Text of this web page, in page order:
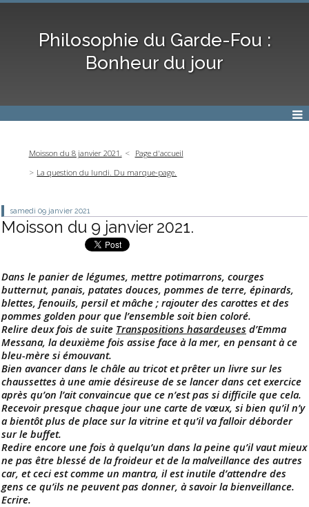
Philosophie du Garde-Fou :
Bonheur du jour
Moisson du 8 janvier 2021.
Page d'accueil
La question du lundi. Du marque-page.
samedi 09 janvier 2021
Moisson du 9 janvier 2021.
Dans le panier de légumes, mettre potimarrons, courges
butternut, panais, patates douces, pommes de terre, épinards,
blettes, fenouils, persil et mâche ; rajouter des carottes et des
pommes golden pour que l’ensemble soit bien coloré.
Relire deux fois de suite Transpositions hasardeuses d’Emma
Messana, la deuxième fois assise face à la mer, en pensant à ce
bleu-mère si émouvant.
Bien avancer dans le châle au tricot et prêter un livre sur les
chaussettes à une amie désireuse de se lancer dans cet exercice
après qu’on l’ait convaincue que ce n’est pas si difficile que cela.
Recevoir presque chaque jour une carte de vœux, si bien qu’il n’y
a bientôt plus de place sur la vitrine et qu’il va falloir déborder
sur le buffet.
Redire encore une fois à quelqu’un dans la peine qu’il vaut mieux
ne pas être blessé de la froideur et de la malveillance des autres
car, et ceci est comme un mantra, il est inutile d’attendre des
gens ce qu’ils ne peuvent pas donner, à savoir la bienveillance.
Ecrire.